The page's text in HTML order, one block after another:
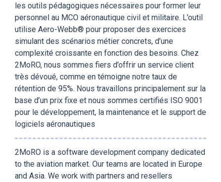
les outils pédagogiques nécessaires pour former leur
personnel au MCO aéronautique civil et militaire. L’outil
utilise Aero-Webb® pour proposer des exercices
simulant des scénarios métier concrets, d’une
complexité croissante en fonction des besoins. Chez
2MoRO, nous sommes fiers d’offrir un service client
très dévoué, comme en témoigne notre taux de
rétention de 95%. Nous travaillons principalement sur la
base d’un prix fixe et nous sommes certifiés ISO 9001
pour le développement, la maintenance et le support de
logiciels aéronautiques
2MoRO is a software development company dedicated
to the aviation market. Our teams are located in Europe
and Asia. We work with partners and resellers